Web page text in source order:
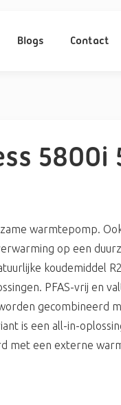
Blogs Contact
5800i
warmtepomp.
op een
koudemiddel
PFAS-vrij en
gecombineerd
is een all-in-
met een externe